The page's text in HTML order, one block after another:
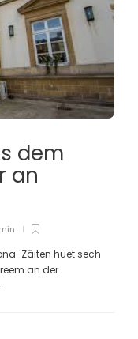
dem
an
Zäiten huet sech
an der